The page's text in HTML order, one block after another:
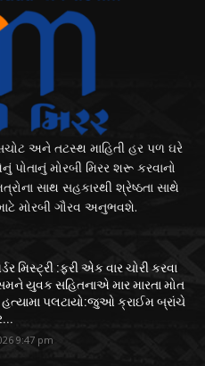
અને તટસ્થ માહિતી હર પળ ઘરે
મોરબી મિરર શરૂ કરવાનો
સાથ સહકારથી શ્રેષ્ઠતા સાથે
મોરબી ગૌરવ અનુભવશે.
મિસ્ટ્રી :ફરી એક વાર ચોરી કરવા
યુવક સહિતનાએ માર મારતા મોત
હત્યામા પલટાયો:જુઓ ક્રાઈમ બ્રાંચે
9:47 pm